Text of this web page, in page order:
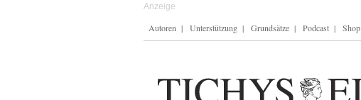
Autoren Unterstützung Grundsätze Podcast Shop